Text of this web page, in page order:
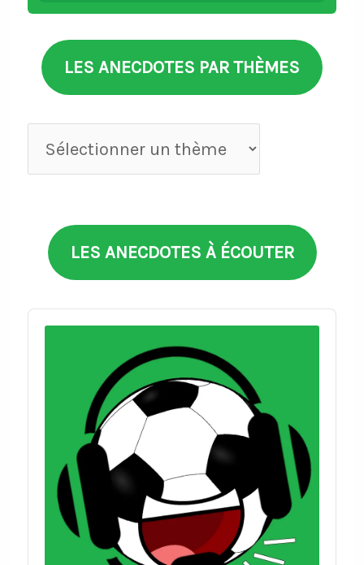
LES ANECDOTES PAR THÈMES
Anecdotes
par
LES ANECDOTES À ÉCOUTER
Audio
Player